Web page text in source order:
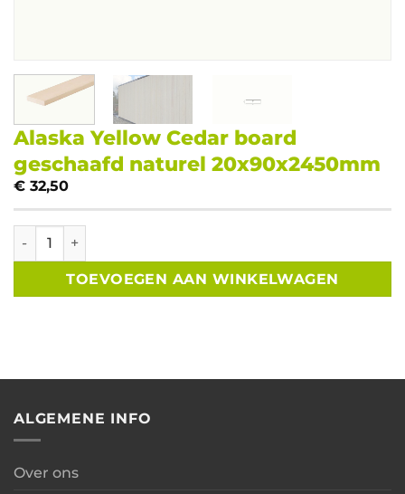
Alaska Yellow Cedar board
geschaafd naturel 20x90x2450mm
€ 32,50
Alaska Yellow Cedar board geschaafd naturel
TOEVOEGEN AAN WINKELWAGEN
ALGEMENE INFO
Over ons